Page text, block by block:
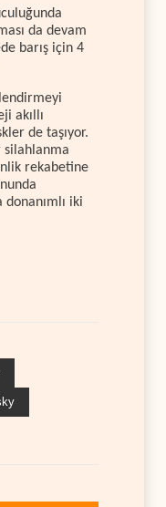
da devam
barış için 4
akıllı
de taşıyor.
silahlanma
rekabetine
donanımlı iki